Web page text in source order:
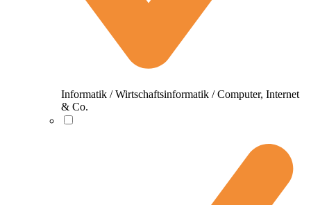
Informatik / Wirtschaftsinformatik / Computer, Internet
& Co.